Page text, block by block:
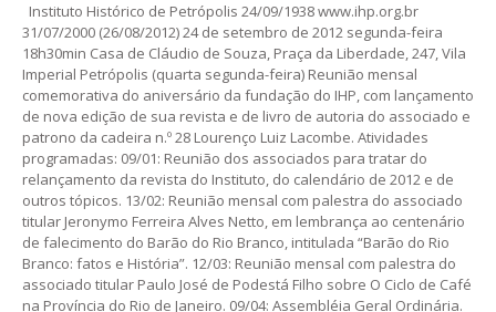
Instituto Histórico de Petrópolis 24/09/1938 www.ihp.org.br
31/07/2000 (26/08/2012) 24 de setembro de 2012 segunda-feira
18h30min Casa de Cláudio de Souza, Praça da Liberdade, 247, Vila
Imperial Petrópolis (quarta segunda-feira) Reunião mensal
comemorativa do aniversário da fundação do IHP, com lançamento
de nova edição de sua revista e de livro de autoria do associado e
patrono da cadeira n.º 28 Lourenço Luiz Lacombe. Atividades
programadas: 09/01: Reunião dos associados para tratar do
relançamento da revista do Instituto, do calendário de 2012 e de
outros tópicos. 13/02: Reunião mensal com palestra do associado
titular Jeronymo Ferreira Alves Netto, em lembrança ao centenário
de falecimento do Barão do Rio Branco, intitulada “Barão do Rio
Branco: fatos e História”. 12/03: Reunião mensal com palestra do
associado titular Paulo José de Podestá Filho sobre O Ciclo de Café
na Província do Rio de Janeiro. 09/04: Assembléia Geral Ordinária.